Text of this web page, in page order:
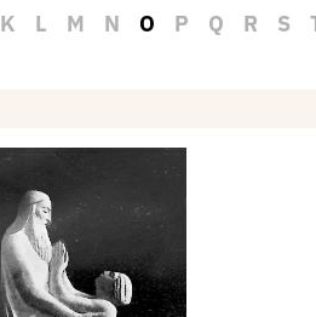
K L M N O P Q R S